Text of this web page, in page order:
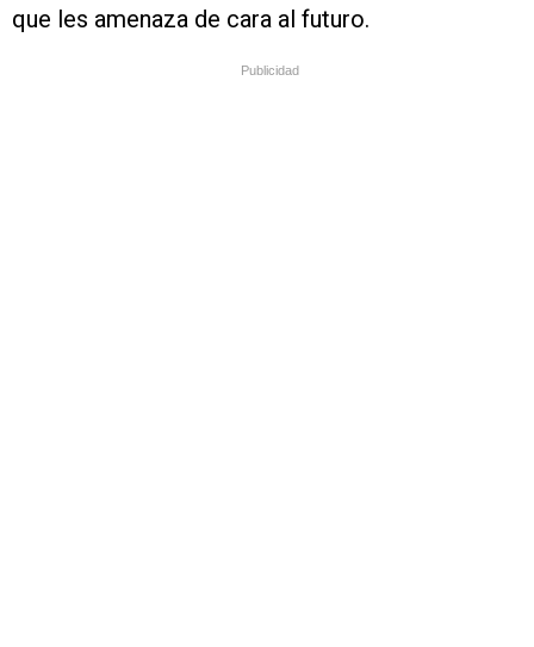
que les amenaza de cara al futuro.
Publicidad